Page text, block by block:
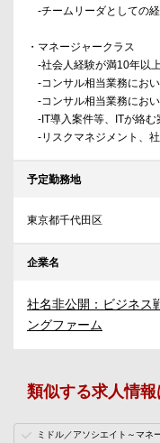
-チームリーダとしての
・マネージャークラス
-社会人経験が満10年以
-コンサル相当業務にお
-コンサル相当業務にお
-IT導入案件等、ITが絡む
-リスクマネジメント、
予定勤務地
東京都千代田区
企業名
社名非公開：ビジネス
ングファーム
類似する求人情報
ミドル／アソシエイト～マネ